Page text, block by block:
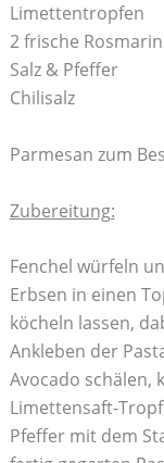
Limettentropfen
2 frische
Salz & Pfeffer
Chilisalz
Parmesan zum
Zubereitung:
Fenchel würfeln
Erbsen in einen
köcheln lassen,
Ankleben der
Avocado schälen,
Limettensaft-
Pfeffer mit dem